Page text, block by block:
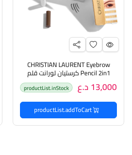
CHRISTIAN LAURENT Eyebrow
Pencil 2in1 كرستيان لورانت قلم
حاجب بنهايتين 13,000 د.ع productList.inStock
productList.addToCart